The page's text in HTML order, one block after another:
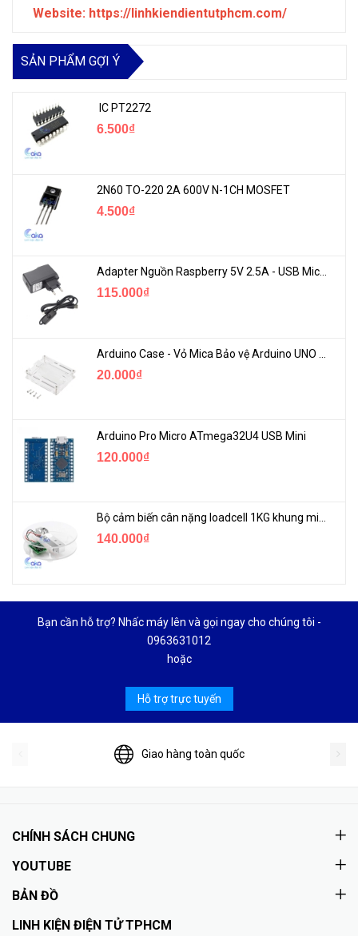
Website: https://linhkiendientutphcm.com/
SẢN PHẨM GỢI Ý
IC PT2272
6.500₫
2N60 TO-220 2A 600V N-1CH MOSFET
4.500₫
Adapter Nguồn Raspberry 5V 2.5A - USB Micro Có Công Tắc
115.000₫
20.000₫
Arduino Pro Micro ATmega32U4 USB Mini
120.000₫
Bộ cảm biến cân nặng loadcell 1KG khung mica
140.000₫
Bạn cần hỗ trợ? Nhấc máy lên và gọi ngay cho chúng tôi -
0963631012
hoặc
Hỗ trợ trực tuyến
Giao hàng toàn quốc
CHÍNH SÁCH CHUNG
YOUTUBE
BẢN ĐỒ
LINH KIỆN ĐIỆN TỬ TPHCM